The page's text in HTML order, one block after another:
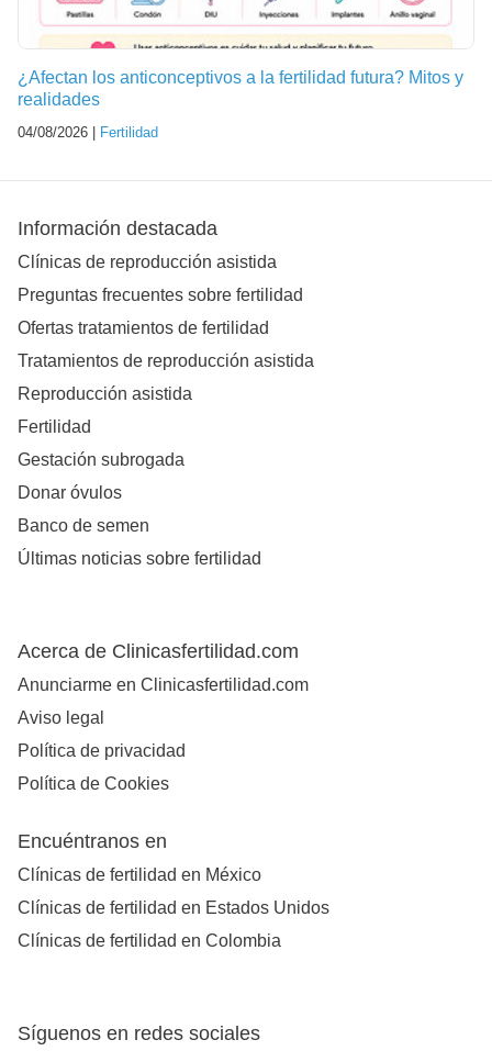
¿Afectan los anticonceptivos a la fertilidad futura? Mitos y
realidades
04/08/2026 | Fertilidad
Información destacada
Clínicas de reproducción asistida
Preguntas frecuentes sobre fertilidad
Ofertas tratamientos de fertilidad
Tratamientos de reproducción asistida
Reproducción asistida
Fertilidad
Gestación subrogada
Donar óvulos
Banco de semen
Últimas noticias sobre fertilidad
Acerca de Clinicasfertilidad.com
Anunciarme en Clinicasfertilidad.com
Aviso legal
Política de privacidad
Política de Cookies
Encuéntranos en
Clínicas de fertilidad en México
Clínicas de fertilidad en Estados Unidos
Clínicas de fertilidad en Colombia
Síguenos en redes sociales